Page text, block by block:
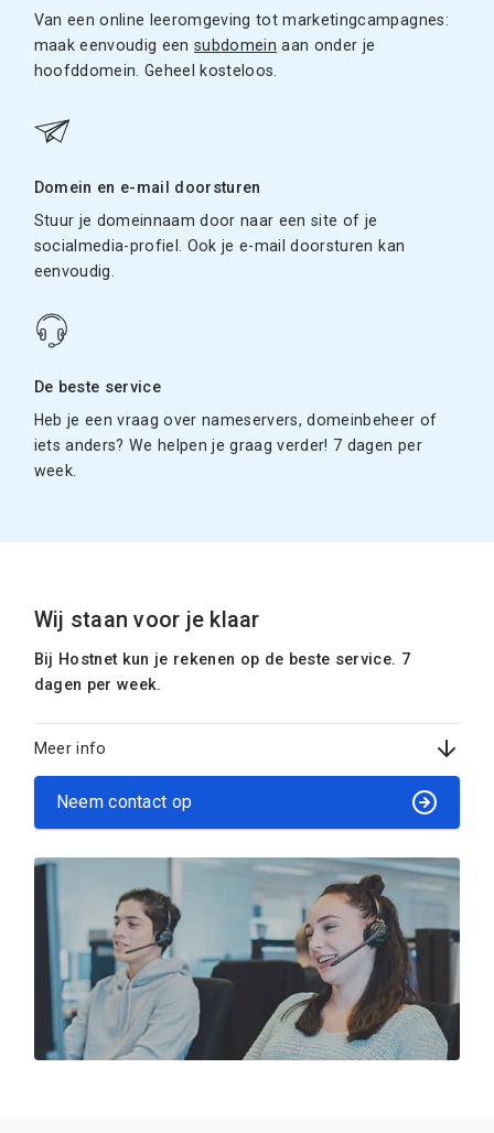
Van een online leeromgeving tot marketingcampagnes:
maak eenvoudig eensubdomein aan onder je
hoofddomein. Geheel kosteloos.
Domein en e-mail doorsturen
Stuur je domeinnaam door naar een site of je
socialmedia-profiel. Ook je e-mail doorsturen kan
eenvoudig.
De beste service
Heb je een vraag over nameservers, domeinbeheer of
iets anders? We helpen je graag verder! 7 dagen per
week.
Wij staan voor je klaar
Bij Hostnet kun je rekenen op de beste service. 7
dagen per week.
Meer info
Neem contact op